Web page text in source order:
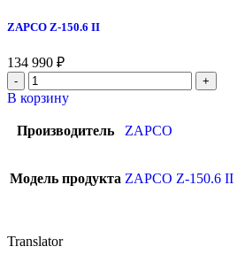
ZAPCO Z-150.6 II
134 990 ₽
В корзину
Производитель ZAPCO
Модель продукта ZAPCO Z-150.6 II
Translator